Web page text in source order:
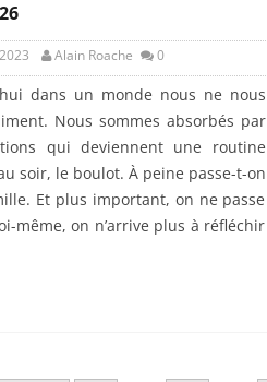
Alain Roache 0
dans un monde nous ne nous
Nous sommes absorbés par
qui deviennent une routine
soir, le boulot. À peine passe-t-on
Et plus important, on ne passe
même, on n’arrive plus à réfléchir